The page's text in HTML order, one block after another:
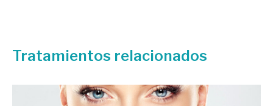
Tratamientos relacionados